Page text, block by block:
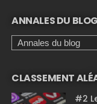
ANNALES DU BLOG
CLASSEMENT
#2